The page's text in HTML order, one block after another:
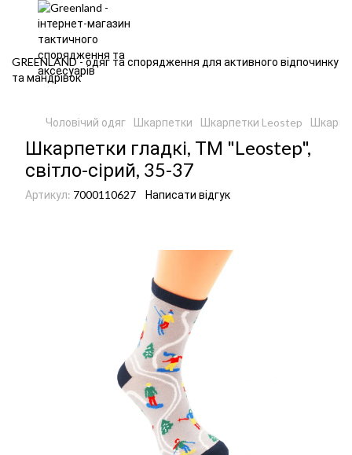
GREENLAND - одяг та спорядження для активного відпочинку
та мандрівок
Чоловічий одяг Шкарпетки Шкарпетки Leostep
Шкарпетки гладкі, ТМ "Leostep",
світло-сірий, 35-37
Артикул: 7000110627 Написати відгук